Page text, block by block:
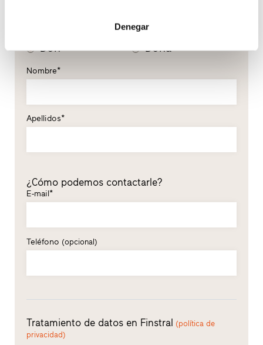
Denegar*campo obligatorio
Don Doña
Nombre*
Apellidos*
¿Cómo podemos contactarle?
E-mail*
Teléfono (opcional)
Tratamiento de datos en Finstral (política de
privacidad)